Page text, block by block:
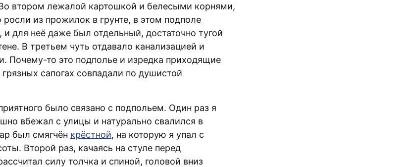
втором лежалой картошкой и белесыми корнями,
из прожилок в грунте, в этом подполе
и для неё даже был отдельный, достаточно тугой
В третьем чуть отдавало канализацией и
Почему-то это подполье и изредка приходящие
сапогах совпадали по душистой
было связано с подпольем. Один раз я
вбежал с улицы и натурально свалился в
был смягчён крёстной, на которую я упал с
Второй раз, качаясь на стуле перед
силу толчка и спиной, головой вниз